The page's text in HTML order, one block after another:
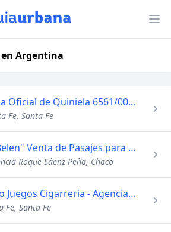
Argentina
La Fortuna - Agencia Oficial de Quiniela 6561/00 - Telecabin
Fe, Santa Fe
Sub-Agencia 012 "Belen" Venta de Pasajes para Todo el Pais
Roque Sáenz Peña, Chaco
Import Shop - Video Juegos Cigarreria - Agencia de Loteria
Fe, Santa Fe